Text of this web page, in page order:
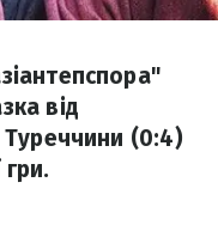
від
Туреччини (0:4)